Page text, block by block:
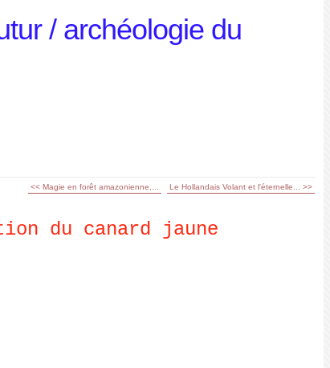
/ archéologie du
<< Magie en forêt amazonienne,... Le Hollandais Volant et l'éternelle... >>
du canard jaune